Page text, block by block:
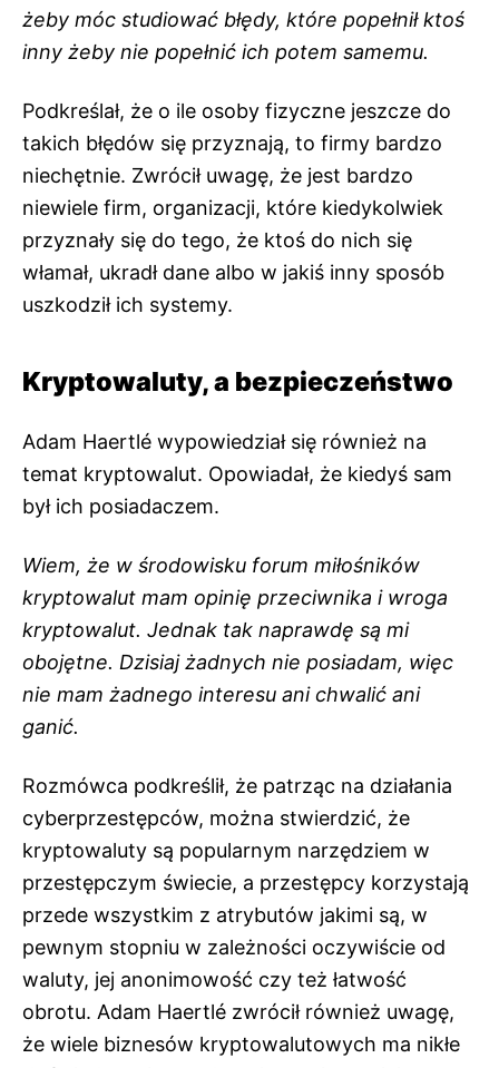
żeby móc studiować błędy, które popełnił ktoś
inny żeby nie popełnić ich potem samemu.
Podkreślał, że o ile osoby fizyczne jeszcze do
takich błędów się przyznają, to firmy bardzo
niechętnie. Zwrócił uwagę, że jest bardzo
niewiele firm, organizacji, które kiedykolwiek
przyznały się do tego, że ktoś do nich się
włamał, ukradł dane albo w jakiś inny sposób
uszkodził ich systemy.
Kryptowaluty, a bezpieczeństwo
Adam Haertlé wypowiedział się również na
temat kryptowalut. Opowiadał, że kiedyś sam
był ich posiadaczem.
Wiem, że w środowisku forum miłośników
kryptowalut mam opinię przeciwnika i wroga
kryptowalut. Jednak tak naprawdę są mi
obojętne. Dzisiaj żadnych nie posiadam, więc
nie mam żadnego interesu ani chwalić ani
ganić.
Rozmówca podkreślił, że patrząc na działania
cyberprzestępców, można stwierdzić, że
kryptowaluty są popularnym narzędziem w
przestępczym świecie, a przestępcy korzystają
przede wszystkim z atrybutów jakimi są, w
pewnym stopniu w zależności oczywiście od
waluty, jej anonimowość czy też łatwość
obrotu. Adam Haertlé zwrócił również uwagę,
że wiele biznesów kryptowalutowych ma nikłe